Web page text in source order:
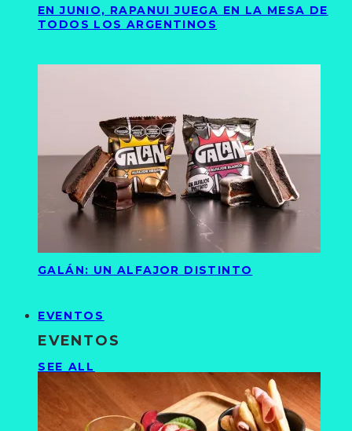
EN JUNIO, RAPANUI JUEGA EN LA MESA DE
TODOS LOS ARGENTINOS
GALÁN: UN ALFAJOR DISTINTO
EVENTOS
EVENTOS
SEE ALL